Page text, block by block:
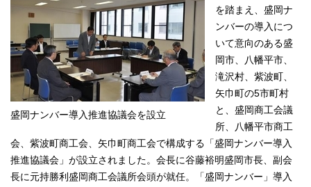
盛岡ナンバー導入推進協議会を設立
を踏まえ、盛岡ナ
ンバーの導入につ
いて意向のある盛
岡市、八幡平市、
滝沢村、紫波町、
矢巾町の5市町村
と、盛岡商工会議
所、八幡平市商工
会、紫波町商工会、矢巾町商工会で構成する「盛岡ナンバー導入
推進協議会」が設立されました。会長に谷藤裕明盛岡市長、副会
長に元持勝利盛岡商工会議所会頭が就任。「盛岡ナンバー」導入